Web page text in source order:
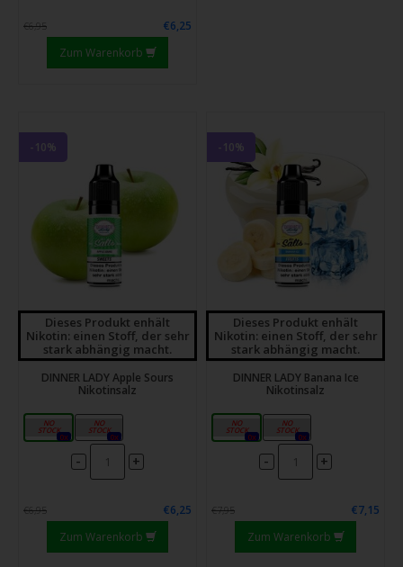
€6,95
€6,25
Zum Warenkorb
-10%
Dieses Produkt enhält
Nikotin: einen Stoff, der sehr
stark abhängig macht.
DINNER LADY Apple Sours
Nikotinsalz
10mg
0x
20mg
0x
- +
€6,95
€6,25
Zum Warenkorb
-10%
Dieses Produkt enhält
Nikotin: einen Stoff, der sehr
stark abhängig macht.
DINNER LADY Banana Ice
Nikotinsalz
10mg
0x
20mg
0x
- +
€7,95
€7,15
Zum Warenkorb